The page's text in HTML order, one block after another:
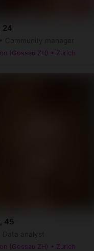
24
(Gossau ZH) • Zurich
45
(Gossau ZH) • Zurich